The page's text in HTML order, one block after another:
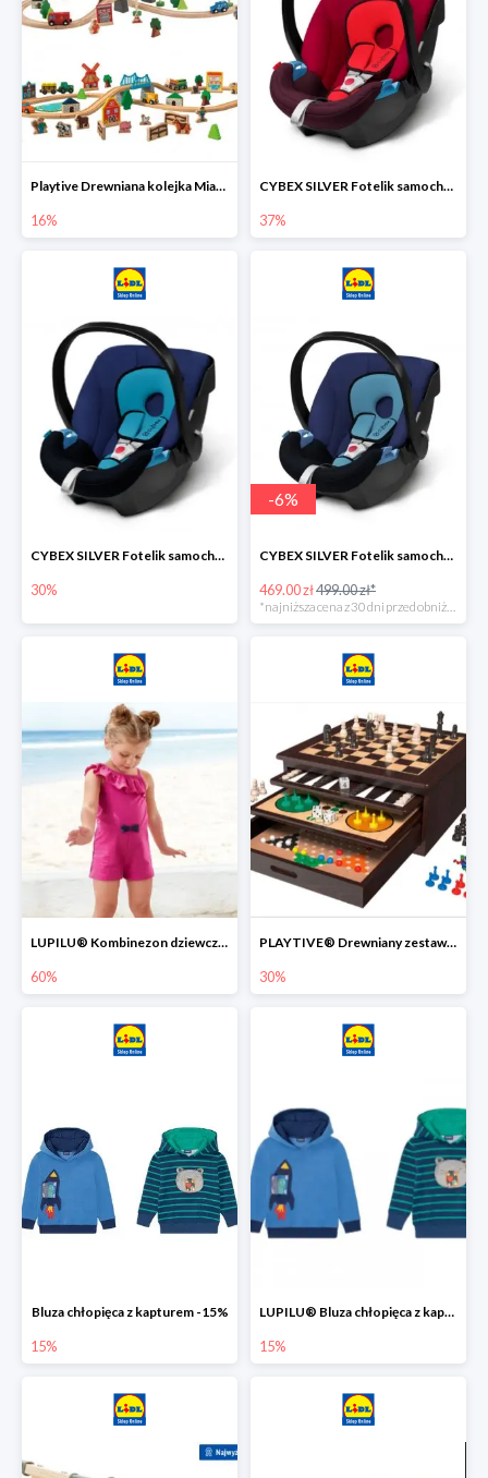
Playtive Drewniana kolejka Miasto lub Farma
16%
CYBEX SILVER Fotelik samochodowy
37%
CYBEX SILVER Fotelik samochodowy -30%
30%
-6%
CYBEX SILVER Fotelik samochodowy + dostawa gratis!
469.00 zł499.00 zł*
*najniższa cena z 30 dni przed obniżką
LUPILU® Kombinezon dziewczęcy z bawełny
60%
PLAYTIVE® Drewniany zestaw gier 10 w 1
30%
Bluza chłopięca z kapturem -15%
15%
LUPILU® Bluza chłopięca z kapturem
15%